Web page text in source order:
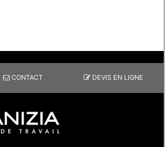
CONTACT DEVIS EN LIGNE